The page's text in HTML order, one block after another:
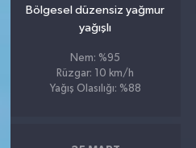
Bölgesel düzensiz yağmur
yağışlı
Nem: %95
Rüzgar: 10 km/h
Yağış Olasılığı: %88